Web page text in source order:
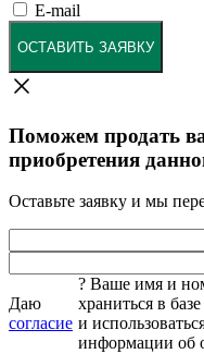
E-mail
ОСТАВИТЬ ЗАЯВКУ
Поможем продать
приобретения
Оставьте заявку и мы
Даю
согласие
? Ваше имя и
храниться в
и
информации об